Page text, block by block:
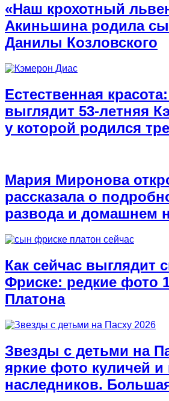
«Наш крохотный
Акиньшина родила
Данилы Козловского
Естественная
выглядит 53-летняя
у которой родился
Мария Миронова
рассказала о
развода и домашнем
Как сейчас
Фриске: редкие фото
Платона
Звезды с детьми на
яркие фото куличей
наследников.